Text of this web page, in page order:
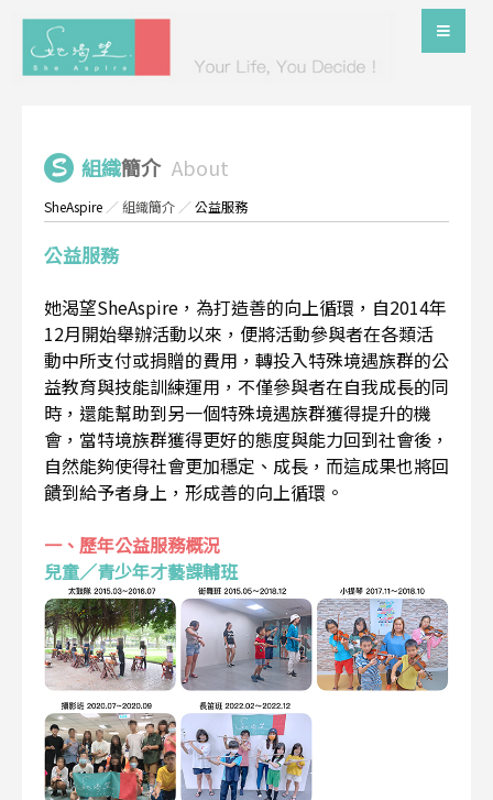
組織簡介 About
SheAspire ／組織簡介 ／公益服務
公益服務
她渴望SheAspire，為打造善的向上循環，自2014年
12月開始舉辦活動以來，便將活動參與者在各類活
動中所支付或捐贈的費用，轉投入特殊境遇族群的公
益教育與技能訓練運用，不僅參與者在自我成長的同
時，還能幫助到另一個特殊境遇族群獲得提升的機
會，當特境族群獲得更好的態度與能力回到社會後，
自然能夠使得社會更加穩定、成長，而這成果也將回
饋到給予者身上，形成善的向上循環。
一、歷年公益服務概況
兒童／青少年才藝課輔班